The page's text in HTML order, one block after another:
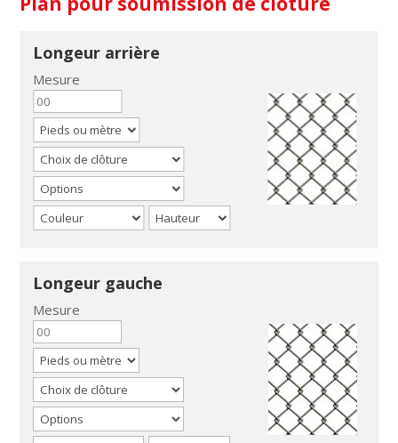
Longeur arrière
Mesure
Longeur gauche
Mesure